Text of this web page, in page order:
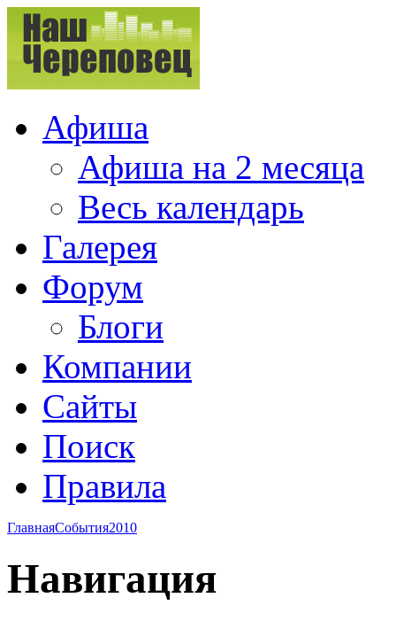
Афиша
Афиша на 2 месяца
Весь календарь
Галерея
Форум
Блоги
Компании
Сайты
Поиск
Правила
ГлавнаяСобытия2010
Навигация